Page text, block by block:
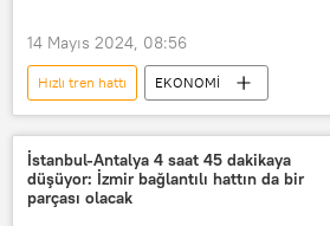
14 Mayıs 2024, 08:56
Hızlı tren hattı
EKONOMİ
Endonezya
hızlı tren
Japonya
Kredi
İstanbul-Antalya 4 saat 45 dakikaya
düşüyor: İzmir bağlantılı hattın da bir
parçası olacak